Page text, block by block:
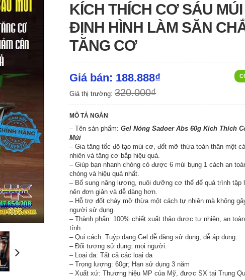
KÍCH THÍCH CƠ SÁU MÚI
ĐỊNH HÌNH LÀM SĂN
TĂNG CƠ
Giá bán: 188.888₫
Giá thị trường:320.000₫
MÔ TẢ NGẮN
– Tên sản phẩm:Gel Nóng Sadoer Abs 60g Kích Thích
Múi
– Gia tăng tốc độ tạo múi cơ, đốt mỡ thừa toàn thân một
nhiên và tăng cơ bắp hiệu quả.
– Giúp bạn nhanh chóng có được 6 múi bụng 1 cách an
chóng và hiệu quả nhất.
– Bổ sung năng lượng, nuôi dưỡng cơ thể để quá trình tập
nên đơn giản và dễ dàng hơn.
– Hỗ trợ đốt cháy mỡ thừa một cách tự nhiên mà không
người sử dụng.
– Thành phẩn: 100% chiết xuất thảo dược tự nhiên, an
tính.
– Qui cách: Tuýp dạng Gel dễ dàng sử dụng, dễ áp dụng.
– Đối tượng sử dụng: mọi người.
– Loại da: Tất cả các loại da
– Trọng lượng: 60gr; Hạn sử dụng 3 năm
– Xuất xứ: Thương hiệu MP của Mỹ, được SX tại Trung